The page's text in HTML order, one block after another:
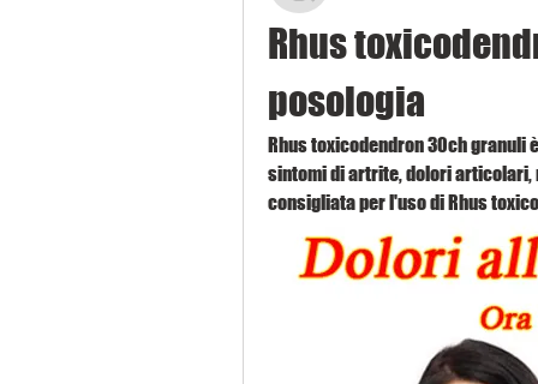
Rhus
posologia
Rhus toxicodendron 30ch granuli
sintomi di artrite, dolori articolari,
consigliata per l'uso di Rhus